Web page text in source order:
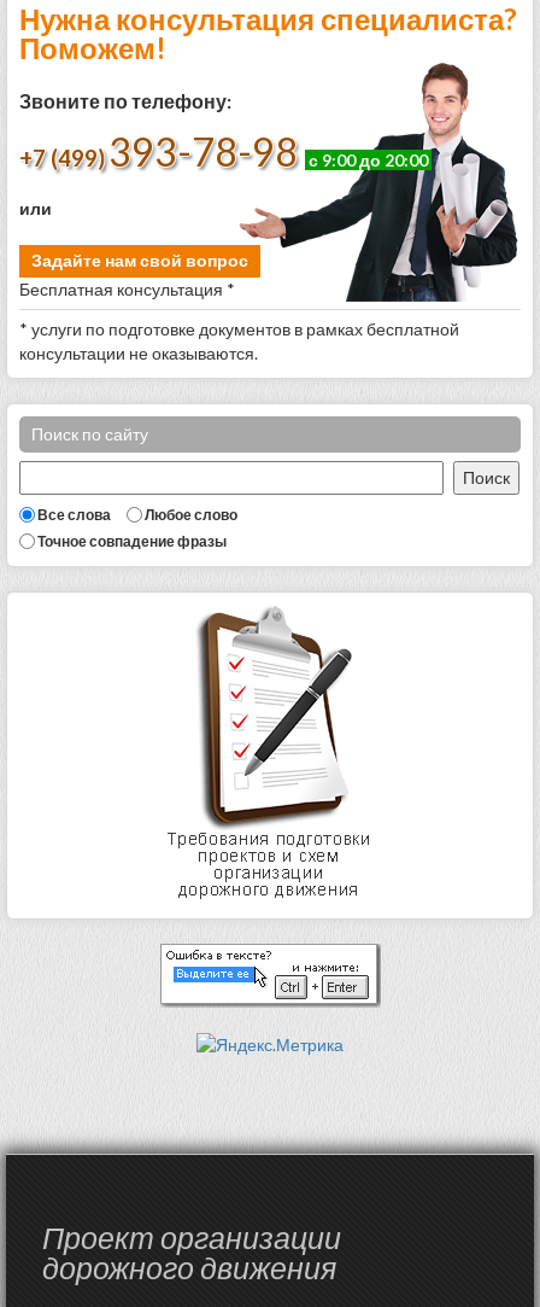
Нужна консультация специалиста?
Поможем!
Звоните по телефону:
+7 (499) 393-78-98 с 9:00 до 20:00
или
Задайте нам свой вопрос
Бесплатная консультация *
* услуги по подготовке документов в рамках бесплатной
консультации не оказываются.
Поиск по сайту
Все слова
Любое слово
Точное совпадение фразы
Проект организации
дорожного движения